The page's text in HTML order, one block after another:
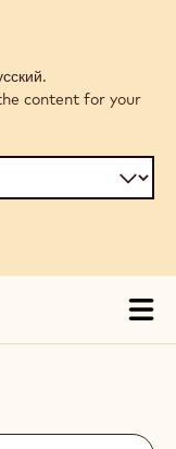
content for your